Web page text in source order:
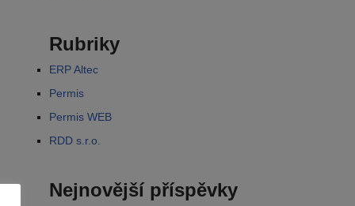
Rubriky
ERP Altec
Permis
Permis WEB
RDD s.r.o.
Nejnovější příspěvky